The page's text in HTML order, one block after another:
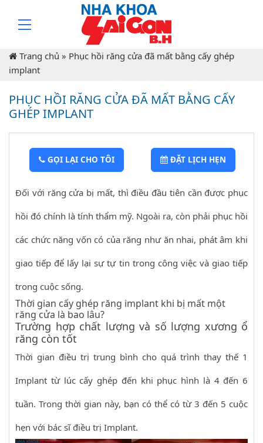
Trang chủ » Phục hồi răng cửa đã mất bằng cấy ghép
implant
PHỤC HỒI RĂNG CỬA ĐÃ MẤT BẰNG CẤY
GHÉP IMPLANT
GỌI LẠI CHO TÔI ĐẶT LỊCH HẸN
Đối với răng cửa bị mất, thì điều đầu tiên cần được phục
hồi đó chính là tính thẩm mỹ. Ngoài ra, còn phải phục hồi
các chức năng vốn có của răng như ăn nhai, phát âm khi
giao tiếp để lấy lại sự tự tin trong công việc và giao tiếp
trong cuộc sống.
Thời gian cấy ghép răng implant khi bị mất một
răng cửa là bao lâu?
Trường hợp chất lượng và số lượng xương ổ
răng còn tốt
Thời gian điều trị trung bình cho quá trình thay thế 1
Implant từ lúc cấy ghép đến khi phục hình là 4 đến 6
tuần. Trong thời gian này, bạn có thể có từ 3 đến 5 cuộc
hẹn với bác sĩ điều trị Implant.